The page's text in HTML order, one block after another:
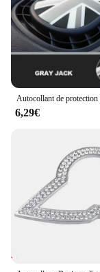
rooms, offices,
premium. The
just a product;
value
6,29€